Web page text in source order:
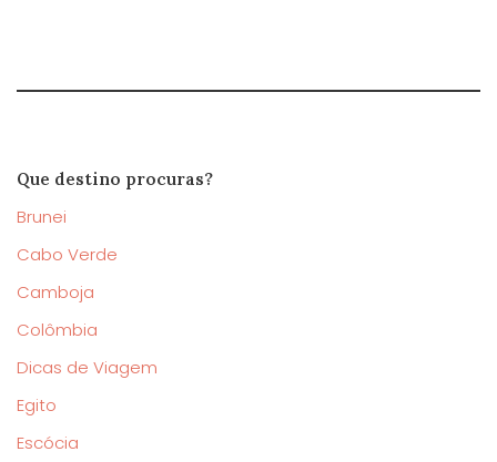
Que destino procuras?
Brunei
Cabo Verde
Camboja
Colômbia
Dicas de Viagem
Egito
Escócia